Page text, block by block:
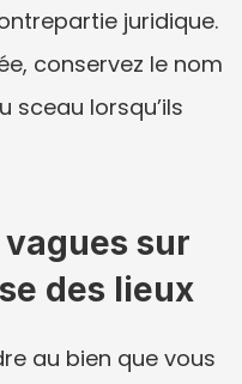
juridique.
conservez le nom
sceau lorsqu’ils
sur
des lieux
au bien que vous